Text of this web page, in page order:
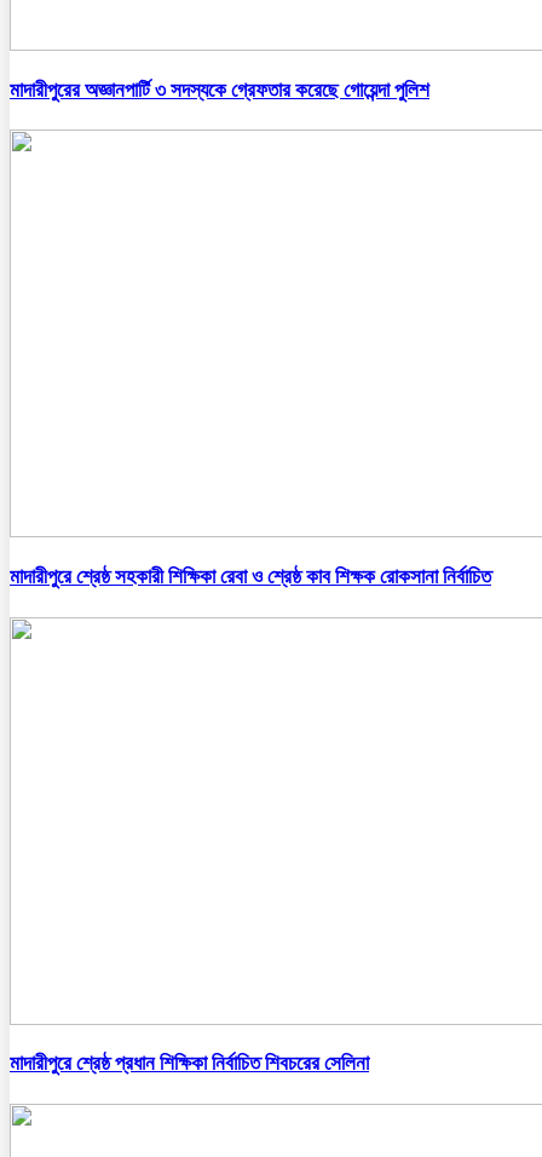
মাদারীপুরের অজ্ঞানপার্টি ৩ সদস্যকে গ্রেফতার করেছে গোয়েন্দা পুলিশ
মাদারীপুরে শ্রেষ্ঠ সহকারী শিক্ষিকা রেবা ও শ্রেষ্ঠ কাব শিক্ষক রোকসানা নির্বাচিত
মাদারীপুরে শ্রেষ্ঠ প্রধান শিক্ষিকা নির্বাচিত শিবচরের সেলিনা